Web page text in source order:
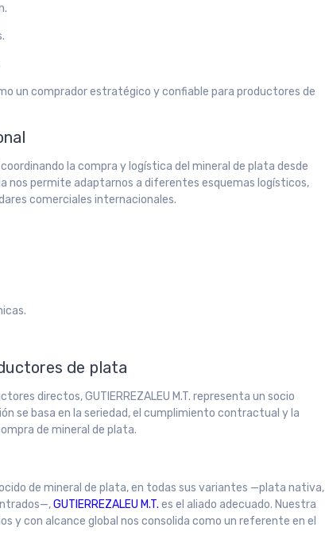
un comprador estratégico y confiable para productores de
coordinando la compra y logística del mineral de plata desde
nos permite adaptarnos a diferentes esquemas logísticos,
comerciales internacionales.
de plata
directos, GUTIERREZALEU M.T. representa un socio
se basa en la seriedad, el cumplimiento contractual y la
de mineral de plata.
de mineral de plata, en todas sus variantes —plata nativa,
GUTIERREZALEU M.T. es el aliado adecuado. Nuestra
y con alcance global nos consolida como un referente en el